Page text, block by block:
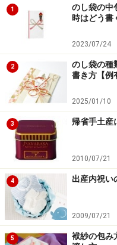
1
のし袋の中
時はどう書
2023/07/24
2
のし袋の種
書き方【例
2025/01/10
3 帰省手土産
2010/07/21
4 出産内祝い
2009/07/21
5
袱紗の包み